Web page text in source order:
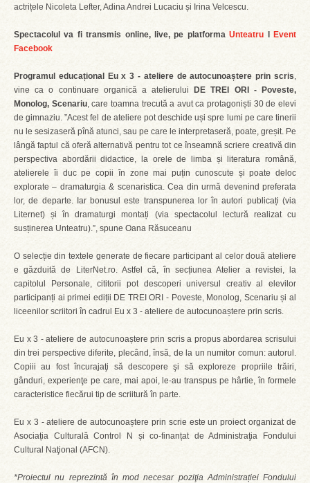
actrițele Nicoleta Lefter, Adina Andrei Lucaciu și Irina Velcescu.
Spectacolul va fi transmis online, live, pe platformaUnteatru
Event
Facebook
Programul educațional Eu x 3 - ateliere de autocunoaștere prin scris,
vine ca o continuare organică a atelierului
DE TREI ORI - Poveste,
Monolog, Scenariu, care toamna trecută a avut ca protagoniști 30 de elevi
de gimnaziu. ”Acest fel de ateliere pot deschide uși spre lumi pe care tinerii
nu le sesizaseră pînă atunci, sau pe care le interpretaseră, poate, greșit. Pe
lângă faptul că oferă alternativă pentru tot ce înseamnă scriere creativă din
perspectiva abordării didactice, la orele de limba și literatura română,
atelierele îi duc pe copii în zone mai puțin cunoscute și poate deloc
explorate – dramaturgia & scenaristica. Cea din urmă devenind preferata
lor, de departe. Iar bonusul este transpunerea lor în autori publicați (via
Liternet) și în dramaturgi montați (via spectacolul lectură realizat cu
susținerea Unteatru).”, spune Oana Răsuceanu
O selecție din textele generate de fiecare participant al celor două ateliere
e găzduită de LiterNet.ro. Astfel că, în secțiunea Atelier a revistei, la
capitolul Personale, cititorii pot descoperi universul creativ al elevilor
participanți ai primei ediții DE TREI ORI - Poveste, Monolog, Scenariu și al
liceenilor scriitori în cadrul Eu x 3 - ateliere de autocunoaștere prin scris.
Eu x 3 - ateliere de autocunoaștere prin scris a propus abordarea scrisului
din trei perspective diferite, plecând, însă, de la un numitor comun: autorul.
Copiii au fost încurajaţi să descopere şi să exploreze propriile trăiri,
gânduri, experienţe pe care, mai apoi, le-au transpus pe hârtie, în formele
caracteristice fiecărui tip de scriitură în parte.
Eu x 3 - ateliere de autocunoaștere prin scrie este un proiect organizat de
Asociația Culturală Control N și co-finanțat de Administraţia Fondului
Cultural Naţional (AFCN).
*Proiectul nu reprezintă în mod necesar poziţia Administrației Fondului